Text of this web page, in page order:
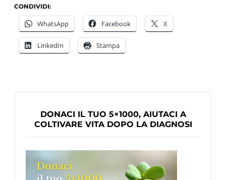
anosognosia
CONDIVIDI:
WhatsApp Facebook X
LinkedIn Stampa
DONACI IL TUO 5×1000, AIUTACI A
COLTIVARE VITA DOPO LA DIAGNOSI